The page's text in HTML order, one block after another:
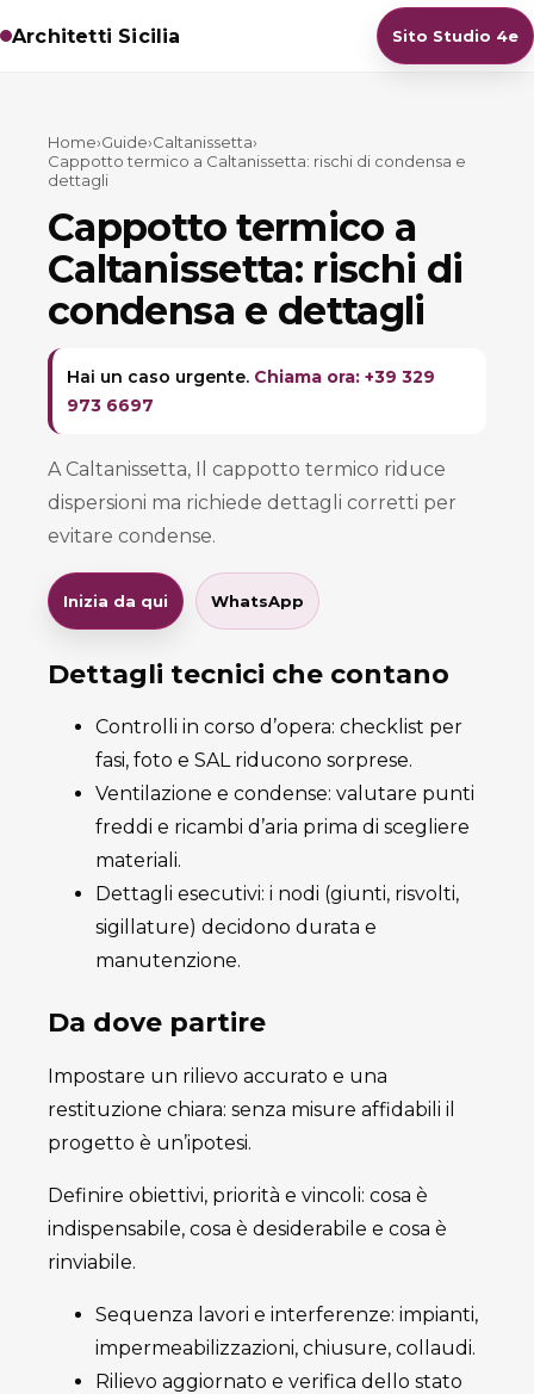
Architetti Sicilia Sito Studio 4e
Home›Guide›Caltanissetta›
Cappotto termico a Caltanissetta: rischi di condensa e
dettagli
Cappotto termico a
Caltanissetta: rischi di
condensa e dettagli
Hai un caso urgente. Chiama ora: +39 329
973 6697
A Caltanissetta, Il cappotto termico riduce
dispersioni ma richiede dettagli corretti per
evitare condense.
Inizia da qui WhatsApp
Dettagli tecnici che contano
Controlli in corso d’opera: checklist per
fasi, foto e SAL riducono sorprese.
Ventilazione e condense: valutare punti
freddi e ricambi d’aria prima di scegliere
materiali.
Dettagli esecutivi: i nodi (giunti, risvolti,
sigillature) decidono durata e
manutenzione.
Da dove partire
Impostare un rilievo accurato e una
restituzione chiara: senza misure affidabili il
progetto è un’ipotesi.
Definire obiettivi, priorità e vincoli: cosa è
indispensabile, cosa è desiderabile e cosa è
rinviabile.
Sequenza lavori e interferenze: impianti,
impermeabilizzazioni, chiusure, collaudi.
Rilievo aggiornato e verifica dello stato